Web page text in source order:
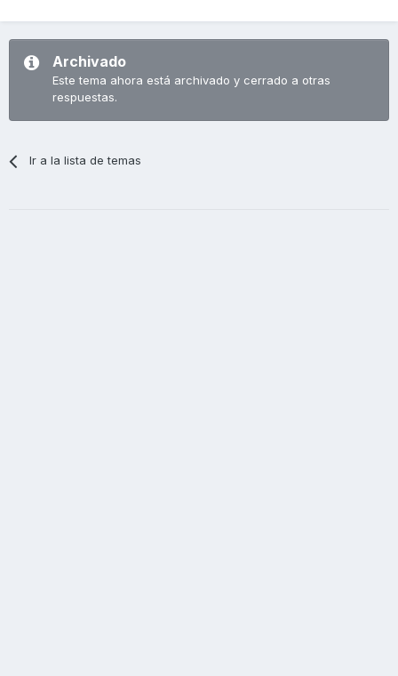
Archivado
Este tema ahora está archivado y cerrado a otras
respuestas.
Ir a la lista de temas